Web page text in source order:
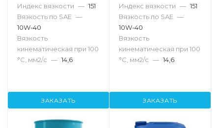
Индекс вязкости — 151
Вязкость по SAE —
10W-40
Вязкость
кинематическая при 100
°С, мм2/с — 14,6
ЗАКАЗАТЬ
Индекс вязкости — 151
Вязкость по SAE —
10W-40
Вязкость
кинематическая при 100
°С, мм2/с — 14,6
ЗАКАЗАТЬ